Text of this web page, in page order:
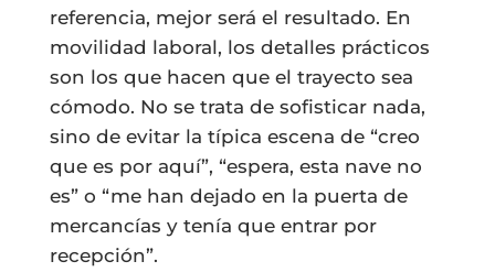
referencia, mejor será el resultado. En
movilidad laboral, los detalles prácticos
son los que hacen que el trayecto sea
cómodo. No se trata de sofisticar nada,
sino de evitar la típica escena de “creo
que es por aquí”, “espera, esta nave no
es” o “me han dejado en la puerta de
mercancías y tenía que entrar por
recepción”.